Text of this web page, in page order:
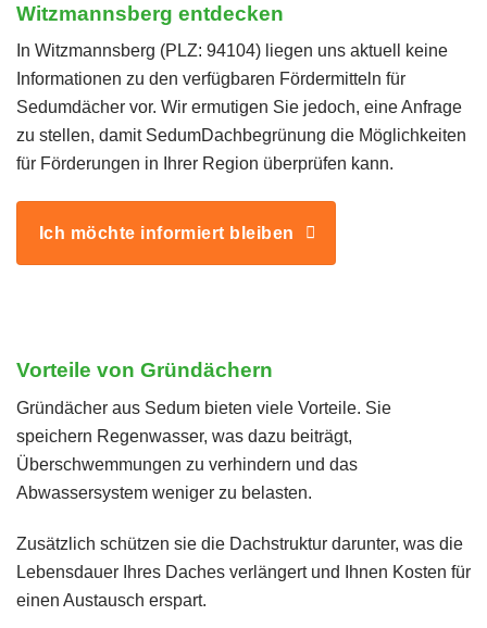
Witzmannsberg entdecken
In Witzmannsberg (PLZ: 94104) liegen uns aktuell keine
Informationen zu den verfügbaren Fördermitteln für
Sedumdächer vor. Wir ermutigen Sie jedoch, eine Anfrage
zu stellen, damit SedumDachbegrünung die Möglichkeiten
für Förderungen in Ihrer Region überprüfen kann.
Ich möchte informiert bleiben
Vorteile von Gründächern
Gründächer aus Sedum bieten viele Vorteile. Sie
speichern Regenwasser, was dazu beiträgt,
Überschwemmungen zu verhindern und das
Abwassersystem weniger zu belasten.
Zusätzlich schützen sie die Dachstruktur darunter, was die
Lebensdauer Ihres Daches verlängert und Ihnen Kosten für
einen Austausch erspart.